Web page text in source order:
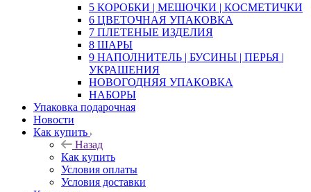
5 КОРОБКИ | МЕШОЧКИ | КОСМЕТИЧКИ
6 ЦВЕТОЧНАЯ УПАКОВКА
7 ПЛЕТЕНЫЕ ИЗДЕЛИЯ
8 ШАРЫ
9 НАПОЛНИТЕЛЬ | БУСИНЫ | ПЕРЬЯ |
УКРАШЕНИЯ
НОВОГОДНЯЯ УПАКОВКА
НАБОРЫ
Упаковка подарочная
Новости
Как купить
Назад
Как купить
Условия оплаты
Условия доставки